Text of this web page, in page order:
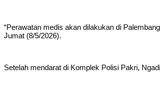
“Perawatan medis akan dilakukan di
Jumat (8/5/2026).
Setelah mendarat di Komplek Polisi Pakri,